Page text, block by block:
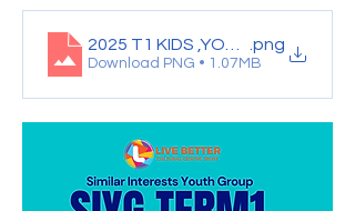
2025 T1 KIDS ,YOUTH (1)
.png
Download PNG • 1.07MB